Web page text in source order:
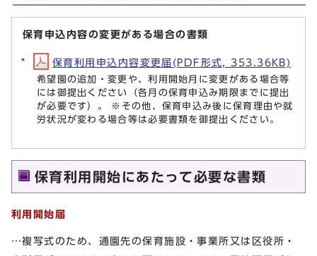
保育申込内容の変更がある場合の書類
保育利用申込内容変更届(PDF形式, 353.36KB)
希望園の追加・変更や、利用開始月に変更がある場合等
には御提出ください（各月の保育申込み期限までに提出
が必要です）。 ※その他、保育申込み後に保育理由や就
労状況が変わる場合等は必要書類を御提出ください。
保育利用開始にあたって必要な書類
利用開始届
…複写式のため、通園先の保育施設・事業所又は区役所・